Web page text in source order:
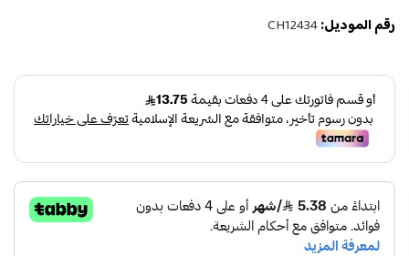
رقم الموديل:CH12434